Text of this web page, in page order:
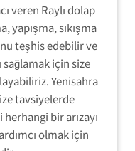
veren Raylı dolap
yapışma, sıkışma
teşhis edebilir ve
sağlamak için size
Yenisahra
tavsiyelerde
bir arızayı
olmak için